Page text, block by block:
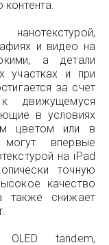
и видео на
а детали
участках и при
за счет
к движущемуся
в условиях
цветом или в
впервые
на iPad
точную
качество
также снижает
OLED tandem,